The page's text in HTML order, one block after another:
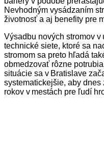
Nevhodným vysádzaním
životnosť a aj benefity pre
Výsadbu nových stromov
technické siete, ktoré sa
stromom sa preto hľadá
obmedzovať rôzne
situácie sa v Bratislave
systematickejšie, aby
rokov v mestách pre ľudí